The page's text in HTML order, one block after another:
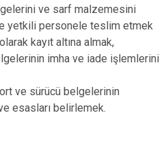
ve sarf malzemesini
yetkili personele teslim etmek
kayıt altına almak,
imha ve iade işlemlerini
ve sürücü belgelerinin
esasları belirlemek.